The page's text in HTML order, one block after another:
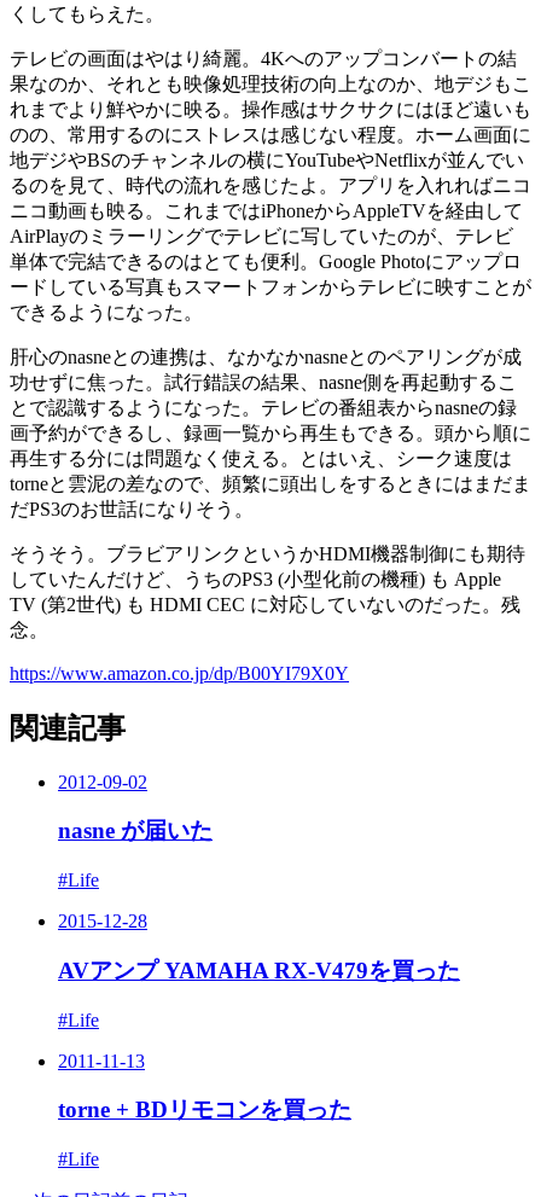
くしてもらえた。
テレビの画面はやはり綺麗。4Kへのアップコンバートの結
果なのか、それとも映像処理技術の向上なのか、地デジもこ
れまでより鮮やかに映る。操作感はサクサクにはほど遠いも
のの、常用するのにストレスは感じない程度。ホーム画面に
地デジやBSのチャンネルの横にYouTubeやNetflixが並んでい
るのを見て、時代の流れを感じたよ。アプリを入れればニコ
ニコ動画も映る。これまではiPhoneからAppleTVを経由して
AirPlayのミラーリングでテレビに写していたのが、テレビ
単体で完結できるのはとても便利。Google Photoにアップロ
ードしている写真もスマートフォンからテレビに映すことが
できるようになった。
肝心のnasneとの連携は、なかなかnasneとのペアリングが成
功せずに焦った。試行錯誤の結果、nasne側を再起動するこ
とで認識するようになった。テレビの番組表からnasneの録
画予約ができるし、録画一覧から再生もできる。頭から順に
再生する分には問題なく使える。とはいえ、シーク速度は
torneと雲泥の差なので、頻繁に頭出しをするときにはまだま
だPS3のお世話になりそう。
そうそう。ブラビアリンクというかHDMI機器制御にも期待
していたんだけど、うちのPS3 (小型化前の機種) も Apple
TV (第2世代) も HDMI CEC に対応していないのだった。残
念。
https://www.amazon.co.jp/dp/B00YI79X0Y
関連記事
2012-09-02
nasne が届いた
#Life
2015-12-28
AVアンプ YAMAHA RX-V479を買った
#Life
2011-11-13
torne + BDリモコンを買った
#Life